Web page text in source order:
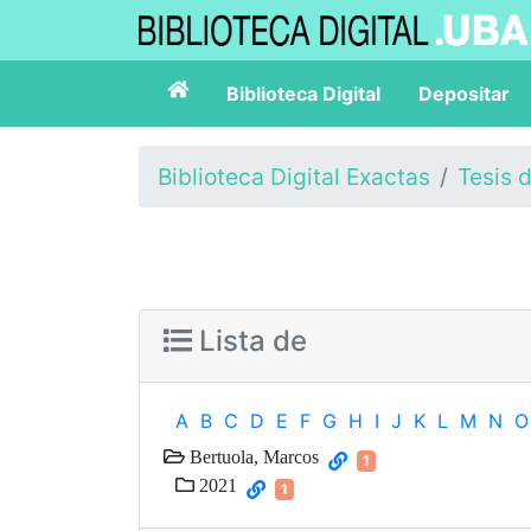
Biblioteca Digital Depositar
Biblioteca Digital Exactas Tesis
Lista de
A B C D E F G H I J K L M N O
Bertuola, Marcos 1
2021 1